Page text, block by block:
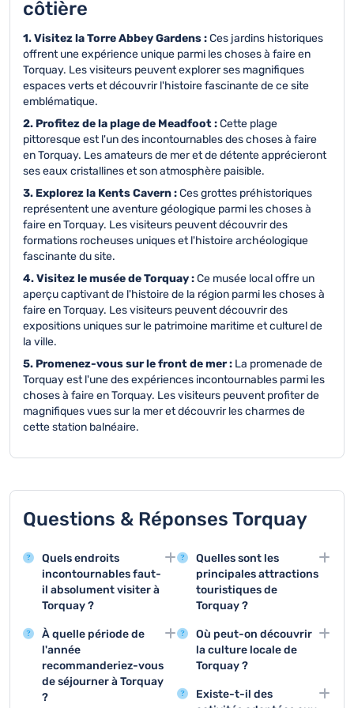
côtière
1. Visitez la Torre Abbey Gardens :Ces jardins historiques
offrent une expérience unique parmi les choses à faire en
Torquay. Les visiteurs peuvent explorer ses magnifiques
espaces verts et découvrir l'histoire fascinante de ce site
emblématique.
2. Profitez de la plage de Meadfoot :Cette plage
pittoresque est l'un des incontournables des choses à faire
en Torquay. Les amateurs de mer et de détente apprécieront
ses eaux cristallines et son atmosphère paisible.
3. Explorez la Kents Cavern :Ces grottes préhistoriques
représentent une aventure géologique parmi les choses à
faire en Torquay. Les visiteurs peuvent découvrir des
formations rocheuses uniques et l'histoire archéologique
fascinante du site.
4. Visitez le musée de Torquay :Ce musée local offre un
aperçu captivant de l'histoire de la région parmi les choses à
faire en Torquay. Les visiteurs peuvent découvrir des
expositions uniques sur le patrimoine maritime et culturel de
la ville.
5. Promenez-vous sur le front de mer : La promenade de
Torquay est l'une des expériences incontournables parmi les
choses à faire en Torquay. Les visiteurs peuvent profiter de
magnifiques vues sur la mer et découvrir les charmes de
cette station balnéaire.
Questions & Réponses Torquay
Quels endroits
incontournables faut-
il absolument visiter à
Torquay ?
Torquay propose des
sites remarquables
comme le Torre Abbey,
le musée de Agatha
Christie et la magnifique
À quelle période de
l'année
recommanderiez-vous
de séjourner à Torquay
?
Quelles sont les
principales attractions
touristiques de
Torquay ?
Les trois principales
attractions sont la
Marina de Torquay, le
musée Agatha Christie
et le Torre Abbey, qui
Où peut-on découvrir
la culture locale de
Torquay ?
Le théâtre Princess, le
Torre Abbey et les
Existe-t-il des